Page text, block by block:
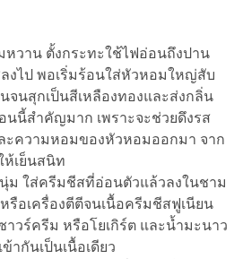
วาน ตั้งกระทะใช้ไฟอ่อนถึงปาน
งไป พอเริ่มร้อนใส่หัวหอมใหญ่สับ
นจนสุกเป็นสีเหลืองทองและส่งกลิ่น
นี้สำคัญมาก เพราะจะช่วยดึงรส
ะความหอมของหัวหอมออกมา จาก
เย็นสนิท
ม ใส่ครีมชีสที่อ่อนตัวแล้วลงในชาม
รือเครื่องตีตีจนเนื้อครีมชีสฟูเนียน
าวร์ครีม หรือโยเกิร์ต และน้ำมะนาว
ากันเป็นเนื้อเดียว